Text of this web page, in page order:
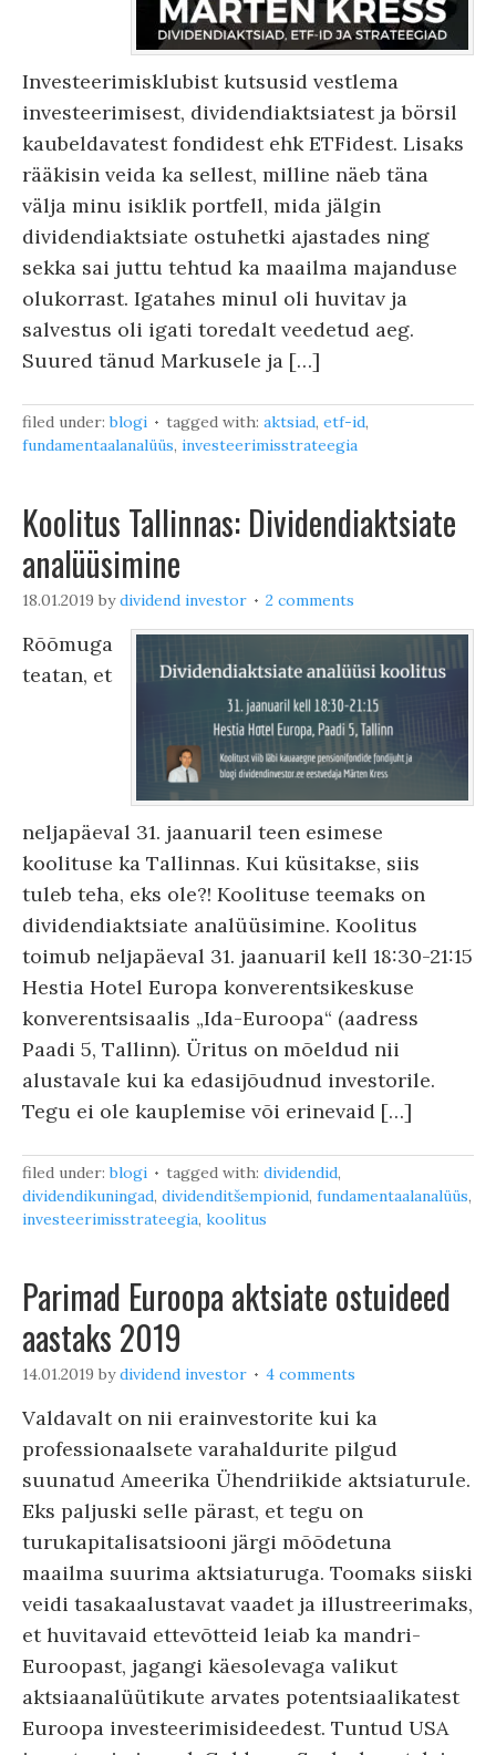
Investeerimisklubist kutsusid vestlema
investeerimisest, dividendiaktsiatest ja börsil
kaubeldavatest fondidest ehk ETFidest. Lisaks
rääkisin veida ka sellest, milline näeb täna
välja minu isiklik portfell, mida jälgin
dividendiaktsiate ostuhetki ajastades ning
sekka sai juttu tehtud ka maailma majanduse
olukorrast. Igatahes minul oli huvitav ja
salvestus oli igati toredalt veedetud aeg.
Suured tänud Markusele ja […]
filed under:blogi tagged with: aktsiad, etf-id,
fundamentaalanalüüs, investeerimisstrateegia
Koolitus Tallinnas: Dividendiaktsiate
analüüsimine
18.01.2019 bydividend investor 2 comments
Rõõmuga
teatan, et
neljapäeval 31. jaanuaril teen esimese
koolituse ka Tallinnas. Kui küsitakse, siis
tuleb teha, eks ole?! Koolituse teemaks on
dividendiaktsiate analüüsimine. Koolitus
toimub neljapäeval 31. jaanuaril kell 18:30-21:15
Hestia Hotel Europa konverentsikeskuse
konverentsisaalis „Ida-Euroopa“ (aadress
Paadi 5, Tallinn). Üritus on mõeldud nii
alustavale kui ka edasijõudnud investorile.
Tegu ei ole kauplemise või erinevaid […]
filed under:blogi tagged with: dividendid,
dividendikuningad, dividenditšempionid, fundamentaalanalüüs,
investeerimisstrateegia, koolitus
Parimad Euroopa aktsiate ostuideed
aastaks 2019
14.01.2019 bydividend investor 4 comments
Valdavalt on nii erainvestorite kui ka
professionaalsete varahaldurite pilgud
suunatud Ameerika Ühendriikide aktsiaturule.
Eks paljuski selle pärast, et tegu on
turukapitalisatsiooni järgi mõõdetuna
maailma suurima aktsiaturuga. Toomaks siiski
veidi tasakaalustavat vaadet ja illustreerimaks,
et huvitavaid ettevõtteid leiab ka mandri-
Euroopast, jagangi käesolevaga valikut
aktsiaanalüütikute arvates potentsiaalikatest
Euroopa investeerimisideedest. Tuntud USA